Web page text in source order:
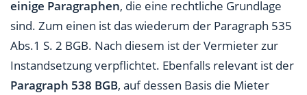
einige Paragraphen, die eine rechtliche Grundlage
sind. Zum einen ist das wiederum der Paragraph 535
Abs.1 S. 2 BGB. Nach diesem ist der Vermieter zur
Instandsetzung verpflichtet. Ebenfalls relevant ist der
Paragraph 538 BGB, auf dessen Basis die Mieter